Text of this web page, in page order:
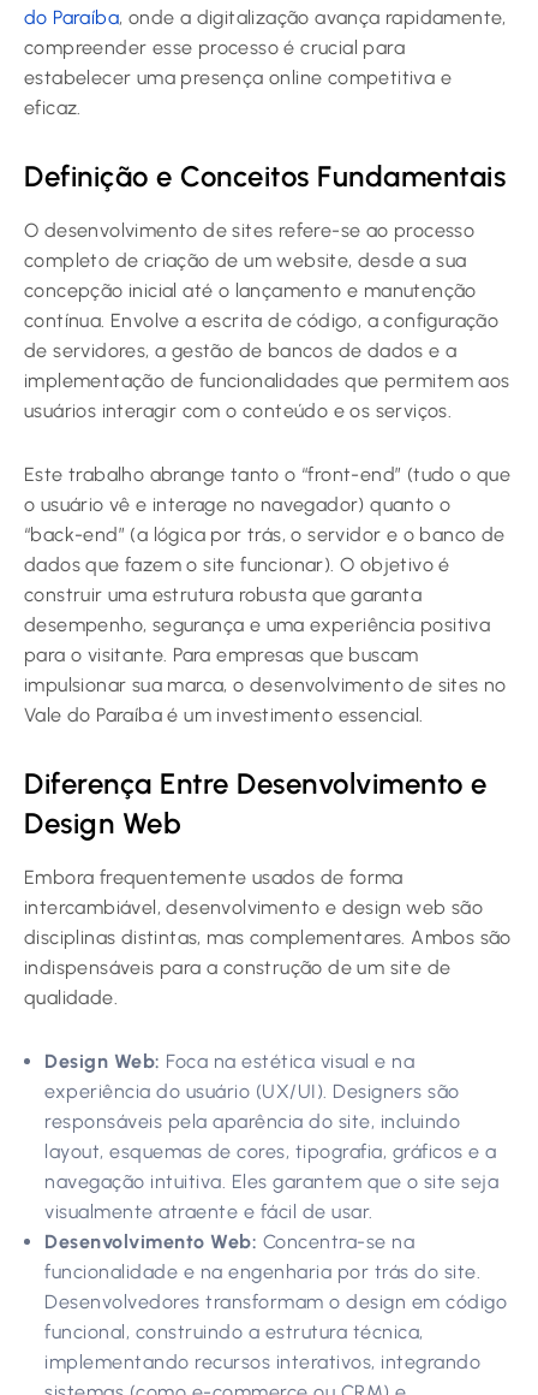
do Paraíba, onde a digitalização avança rapidamente,
compreender esse processo é crucial para
estabelecer uma presença online competitiva e
eficaz.
Definição e Conceitos Fundamentais
O desenvolvimento de sites refere-se ao processo
completo de criação de um website, desde a sua
concepção inicial até o lançamento e manutenção
contínua. Envolve a escrita de código, a configuração
de servidores, a gestão de bancos de dados e a
implementação de funcionalidades que permitem aos
usuários interagir com o conteúdo e os serviços.
Este trabalho abrange tanto o “front-end” (tudo o que
o usuário vê e interage no navegador) quanto o
“back-end” (a lógica por trás, o servidor e o banco de
dados que fazem o site funcionar). O objetivo é
construir uma estrutura robusta que garanta
desempenho, segurança e uma experiência positiva
para o visitante. Para empresas que buscam
impulsionar sua marca, o desenvolvimento de sites no
Vale do Paraíba é um investimento essencial.
Diferença Entre Desenvolvimento e
Design Web
Embora frequentemente usados de forma
intercambiável, desenvolvimento e design web são
disciplinas distintas, mas complementares. Ambos são
indispensáveis para a construção de um site de
qualidade.
Design Web: Foca na estética visual e na
experiência do usuário (UX/UI). Designers são
responsáveis pela aparência do site, incluindo
layout, esquemas de cores, tipografia, gráficos e a
navegação intuitiva. Eles garantem que o site seja
visualmente atraente e fácil de usar.
Desenvolvimento Web: Concentra-se na
funcionalidade e na engenharia por trás do site.
Desenvolvedores transformam o design em código
funcional, construindo a estrutura técnica,
implementando recursos interativos, integrando